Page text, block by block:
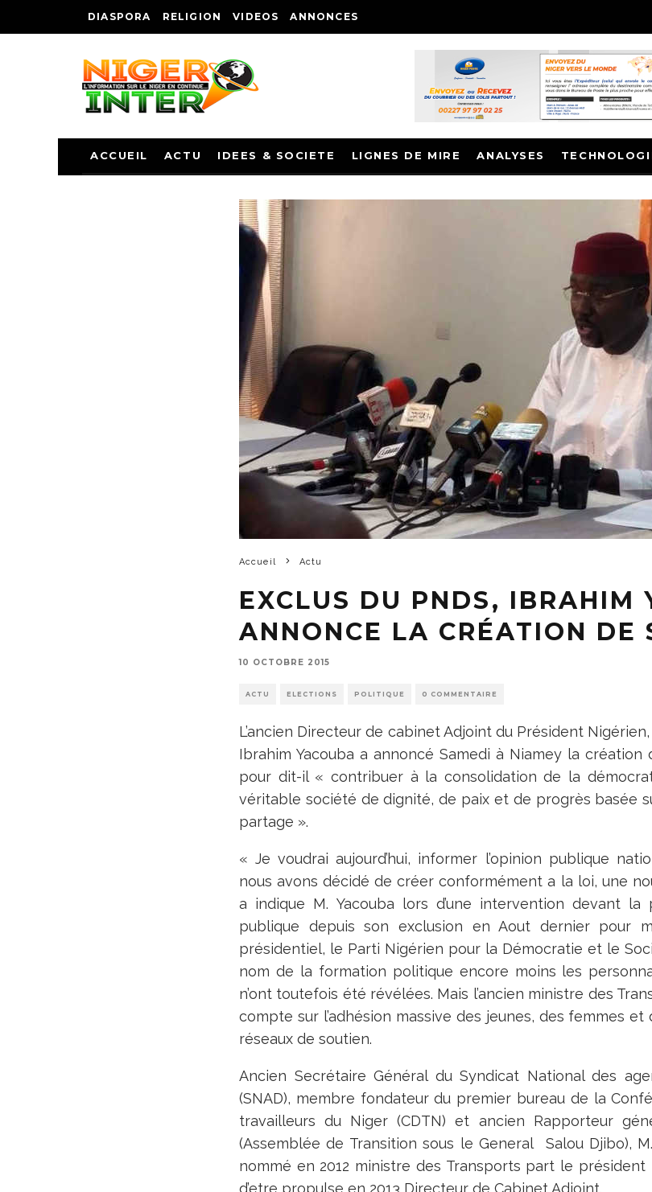
DIASPORA RELIGION VIDEOS ANNONCES
ACCUEIL ACTU IDEES & SOCIETE LIGNES DE MIRE ANALYSES
Accueil Actu
EXCLUS DU PNDS, IBRAHIM
ANNONCE LA CRÉATION DE
10 OCTOBRE 2015
ACTU ELECTIONS POLITIQUE 0 COMMENTAIRE
L’ancien Directeur de cabinet Adjoint du Président
Ibrahim Yacouba a annoncé Samedi à Niamey la création
pour dit-il « contribuer à la consolidation de la
véritable société de dignité, de paix et de progrès basée
partage ».
« Je voudrai aujourd’hui, informer l’opinion publique
nous avons décidé de créer conformément a la loi, une
a indique M. Yacouba lors d’une intervention devant
publique depuis son exclusion en Aout dernier pour
présidentiel, le Parti Nigérien pour la Démocratie et le
nom de la formation politique encore moins les
n’ont toutefois été révélées. Mais l’ancien ministre des
compte sur l’adhésion massive des jeunes, des femmes
réseaux de soutien.
Ancien Secrétaire Général du Syndicat National des
(SNAD), membre fondateur du premier bureau de la
travailleurs du Niger (CDTN) et ancien Rapporteur
(Assemblée de Transition sous le General Salou Djibo),
nommé en 2012 ministre des Transports part le président
d’etre propulse en 2013 Directeur de Cabinet Adjoint.